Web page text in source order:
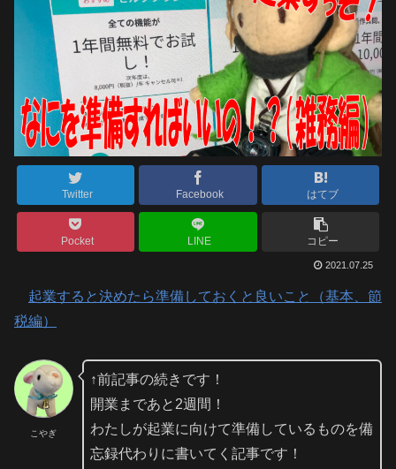
Twitter Facebook はてブ
Pocket LINE コピー
2021.07.25
起業すると決めたら準備しておくと良いこと（基本、節
税編）
こやぎ
↑前記事の続きです！
開業まであと2週間！
わたしが起業に向けて準備しているものを備
忘録代わりに書いてく記事です！